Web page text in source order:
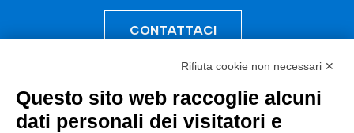
CONTATTACI
Incentivi e Bandi
Rifiuta cookie non necessari ✕
Questo sito web raccoglie alcuni
dati personali dei visitatori e